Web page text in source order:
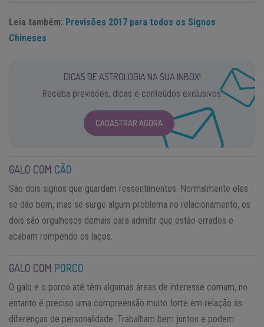
Leia também: Previsões 2017 para todos os Signos
Chineses
DICAS DE ASTROLOGIA NA SUA INBOX!
Receba previsões, dicas e conteúdos exclusivos.
CADASTRAR AGORA
GALO COM CÃO
São dois signos que guardam ressentimentos. Normalmente eles
se dão bem, mas se surge algum problema no relacionamento, os
dois são orgulhosos demais para admitir que estão errados e
acabam rompendo os laços.
GALO COM PORCO
O galo e o porco até têm algumas áreas de interesse comum, no
entanto é preciso uma compreensão muito forte em relação às
diferenças de personalidade. Trabalham bem juntos e podem